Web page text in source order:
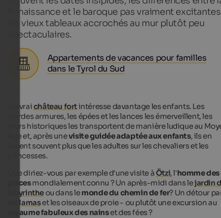
Renaissance et le baroque pas vraiment
les vieux tableaux accrochés au mur plutôt peu
spectaculaires.
Appartements de vacances pour familles
dans le Tyrol du Sud
Un vraichâteau fortintéresse davantage les enfants. Les
lourdes armures, les épées et les lances les émerveillent, les
murs historiques les transportent de manière ludique au
Âge et, après unevisite guidée adaptée aux enfants, ils en
savent souvent plus que les adultes sur les chevaliers et les
princesses.
Que diriez-vous par exemple d'une visite àÖtzi, l'homme des
glacesmondialement connu ? Un après-midi dans lejardin
labyrinthe ou dans lemonde du chemin de fer? Un détour
les lamaset les oiseaux de proie - ou plutôt une excursion au
royaume fabuleux des nainset des fées ?